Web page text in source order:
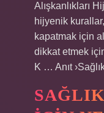
Alışkanlıkları
hijyenik
kapatmak için
dikkat etmek
K … Anıt